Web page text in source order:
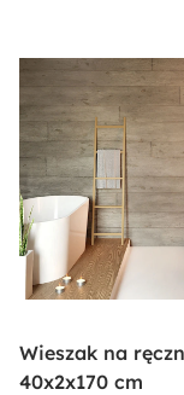
Wieszak na
40x2x170 cm